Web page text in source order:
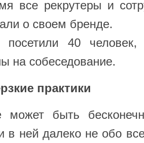
все рекрутеры и
о своем бренде.
посетили 40
на собеседование.
практики
может быть
в ней далеко не обо